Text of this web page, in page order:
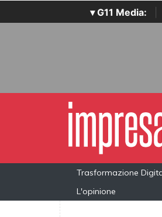
▾ G11 Media:
Trasformazione
L'opinione